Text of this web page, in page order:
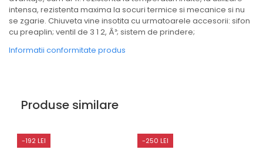
intensa, rezistenta maxima la socuri termice si mecanice si nu
se zgarie. Chiuveta vine insotita cu urmatoarele accesorii: sifon
cu preaplin; ventil de 3 1 2, Â³; sistem de prindere;
Informatii conformitate produs
Produse similare
-192 LEI -250 LEI